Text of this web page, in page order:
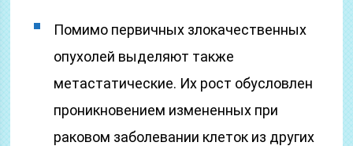
Помимо первичных злокачественных
опухолей выделяют также
метастатические. Их рост обусловлен
проникновением измененных при
раковом заболевании клеток из других